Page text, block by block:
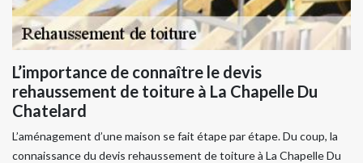
L’importance de connaître le devis
rehaussement de toiture à La Chapelle Du
Chatelard
L’aménagement d’une maison se fait étape par étape. Du coup, la
connaissance du devis rehaussement de toiture à La Chapelle Du